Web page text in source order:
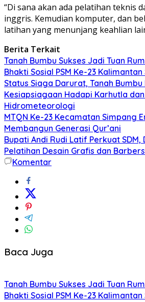
“Di sana akan ada pelatihan teknis
inggris. Kemudian komputer, dan
latihan yang menunjang keahlian
Berita Terkait
Tanah Bumbu Sukses Jadi Tuan
Bhakti Sosial PSM Ke-23
Status Siaga Darurat, Tanah
Kesiapsiagaan Hadapi Karhutla
Hidrometeorologi
MTQN Ke-23 Kecamatan Simpang
Membangun Generasi Qur’ani
Bupati Andi Rudi Latif Perkuat
Pelatihan Desain Grafis dan
Komentar
Baca Juga
Tanah Bumbu Sukses Jadi Tuan
Bhakti Sosial PSM Ke-23